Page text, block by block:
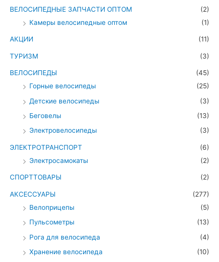
ВЕЛОСИПЕДНЫЕ ЗАПЧАСТИ ОПТОМ
(2)
Камеры велосипедные оптом
(1)
АКЦИИ (11)
ТУРИЗМ (3)
ВЕЛОСИПЕДЫ
(45)
Горные велосипеды
(25)
Детские велосипеды
(3)
Беговелы
(13)
Электровелосипеды
(3)
ЭЛЕКТРОТРАНСПОРТ
(6)
Электросамокаты
(2)
СПОРТТОВАРЫ (2)
АКСЕССУАРЫ
(277)
Велоприцепы
(5)
Пульсометры
(13)
Рога для велосипеда
(4)
Хранение велосипеда
(10)